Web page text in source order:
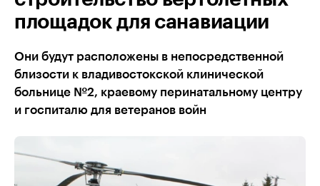
площадок для санавиации
Они будут расположены в непосредственной
близости к владивостокской клинической
больнице №2, краевому перинатальному центру
и госпиталю для ветеранов войн